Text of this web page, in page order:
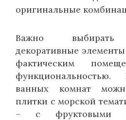
оригинальные
Важно выбирать
декоративные элементы
фактическим
ванных комнат
плитки с морской
– с фруктовыми